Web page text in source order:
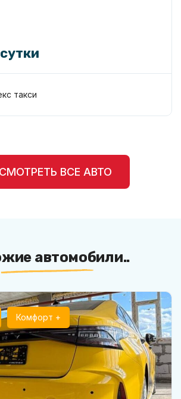
такси
ВСЕ АВТО
автомобили..
Комфорт +